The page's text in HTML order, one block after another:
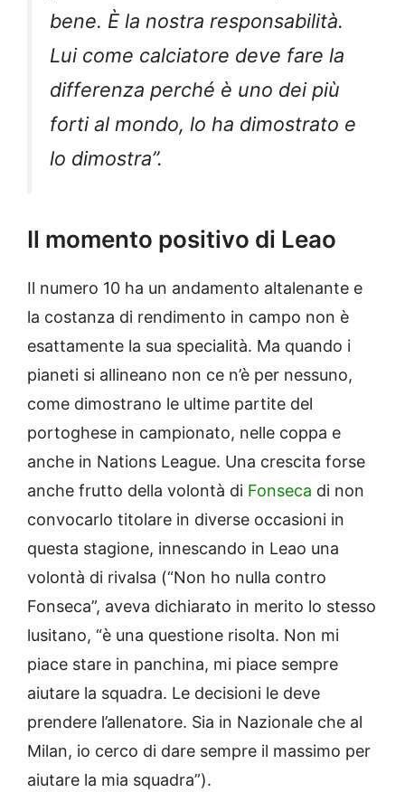
bene. È la nostra responsabilità.
Lui come calciatore deve fare la
differenza perché è uno dei più
forti al mondo, lo ha dimostrato e
lo dimostra”.
Il momento positivo di Leao
Il numero 10 ha un andamento altalenante e
la costanza di rendimento in campo non è
esattamente la sua specialità. Ma quando i
pianeti si allineano non ce n’è per nessuno,
come dimostrano le ultime partite del
portoghese in campionato, nelle coppa e
anche in Nations League. Una crescita forse
anche frutto della volontà di Fonseca di non
convocarlo titolare in diverse occasioni in
questa stagione, innescando in Leao una
volontà di rivalsa (“Non ho nulla contro
Fonseca”, aveva dichiarato in merito lo stesso
lusitano, “è una questione risolta. Non mi
piace stare in panchina, mi piace sempre
aiutare la squadra. Le decisioni le deve
prendere l’allenatore. Sia in Nazionale che al
Milan, io cerco di dare sempre il massimo per
aiutare la mia squadra”).